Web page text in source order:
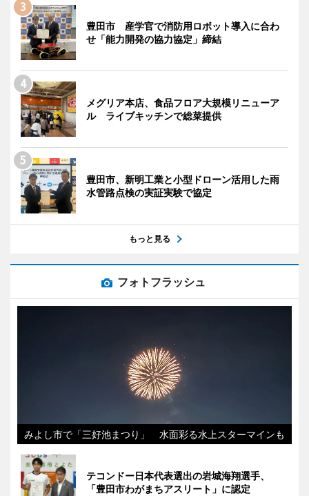
豊田市 産学官で消防用ロボット導入に合わ
せ「能力開発の協力協定」締結
メグリア本店、食品フロア大規模リニューア
ル ライブキッチンで総菜提供
豊田市、新明工業と小型ドローン活用した雨
水管路点検の実証実験で協定
もっと見る
フォトフラッシュ
みよし市で「三好池まつり」 水面彩る水上スターマインも
テコンドー日本代表選出の岩城海翔選手、
「豊田市わがまちアスリート」に認定